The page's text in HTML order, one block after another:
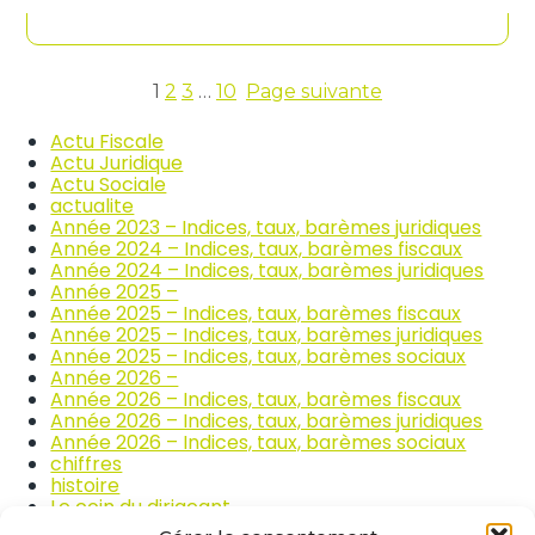
m
e
l
a
r
p
a
r
t
i
o
u
i
e
r
i
x
d
e
s
p
r
o
d
u
i
s
1 2 3 … 10 Page suivante
Actu Fiscale
Actu Juridique
Actu Sociale
actualite
Année 2023 – Indices, taux, barèmes juridiques
Année 2024 – Indices, taux, barèmes fiscaux
Année 2024 – Indices, taux, barèmes juridiques
Année 2025 –
Année 2025 – Indices, taux, barèmes fiscaux
Année 2025 – Indices, taux, barèmes juridiques
Année 2025 – Indices, taux, barèmes sociaux
Année 2026 –
Année 2026 – Indices, taux, barèmes fiscaux
Année 2026 – Indices, taux, barèmes juridiques
Année 2026 – Indices, taux, barèmes sociaux
chiffres
histoire
Le coin du dirigeant